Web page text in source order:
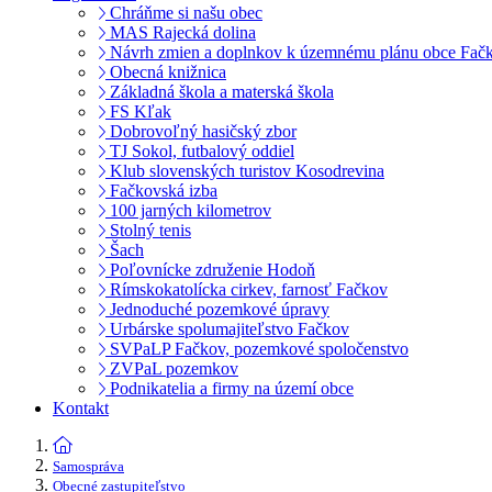
Chráňme si našu obec
MAS Rajecká dolina
Návrh zmien a doplnkov k územnému plánu obce
Obecná knižnica
Základná škola a materská škola
FS Kľak
Dobrovoľný hasičský zbor
TJ Sokol, futbalový oddiel
Klub slovenských turistov Kosodrevina
Fačkovská izba
100 jarných kilometrov
Stolný tenis
Šach
Poľovnícke združenie Hodoň
Rímskokatolícka cirkev, farnosť Fačkov
Jednoduché pozemkové úpravy
Urbárske spolumajiteľstvo Fačkov
SVPaLP Fačkov, pozemkové spoločenstvo
ZVPaL pozemkov
Podnikatelia a firmy na území obce
Kontakt
Samospráva
Obecné zastupiteľstvo